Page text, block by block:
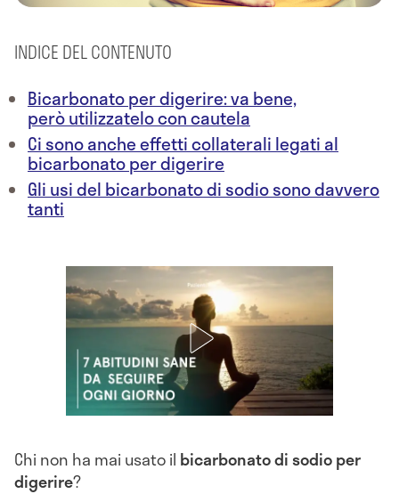
INDICE DEL CONTENUTO
Bicarbonato per digerire: va bene,
però utilizzatelo con cautela
Ci sono anche effetti collaterali legati al
bicarbonato per digerire
Gli usi del bicarbonato di sodio sono davvero
tanti
Chi non ha mai usato il bicarbonato di sodio per
digerire?